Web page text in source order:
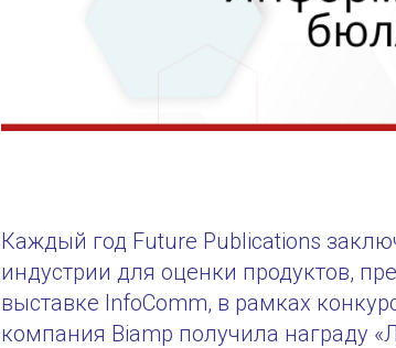
Каждый год Future Publications
индустрии для оценки продуктов,
выставке InfoComm, в рамках
компания Biamp получила награду